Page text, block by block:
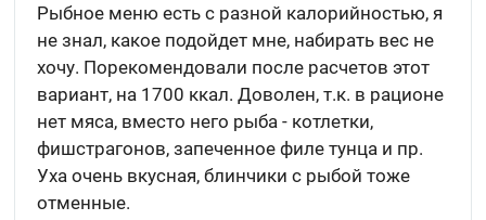
Рыбное меню есть с разной калорийностью, я
не знал, какое подойдет мне, набирать вес не
хочу. Порекомендовали после расчетов этот
вариант, на 1700 ккал. Доволен, т.к. в рационе
нет мяса, вместо него рыба - котлетки,
фишстрагонов, запеченное филе тунца и пр.
Уха очень вкусная, блинчики с рыбой тоже
отменные.